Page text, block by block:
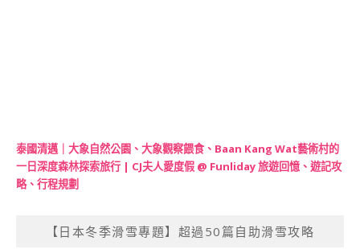
泰國清邁｜大象自然公園、大象觀察餵食、Baan Kang Wat藝術村的
一日深度森林探索旅行 | CJ夫人愛度假 @ Funliday 旅遊回憶、遊記攻
略、行程規劃
【日本冬季滑雪專題】超過50篇自助滑雪攻略